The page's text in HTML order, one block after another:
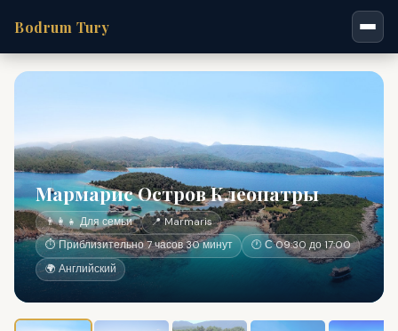
Bodrum Tury
Мармарис Остров Клеопатры
👨‍👩‍👧 Для семьи
📍 Marmaris
⏱ Приблизительно 7 часов 30 минут
🕐 С 09:30 до 17:00
🌍 Английский